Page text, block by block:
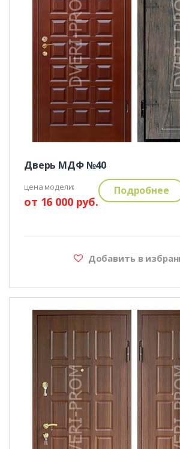
Дверь МДФ №40
цена модели:
от 16 000 руб.
Подробнее
Добавить в